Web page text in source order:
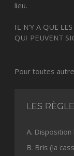
lieu.
IL N’Y A QUE
QUI PEUVENT
Pour toutes
LES
A. Disposition
B. Bris (la